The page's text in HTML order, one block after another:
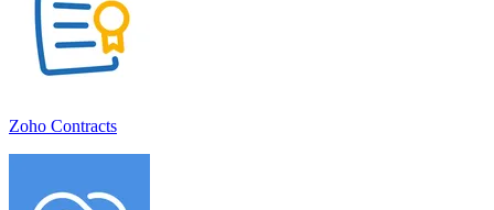
Zoho Contracts